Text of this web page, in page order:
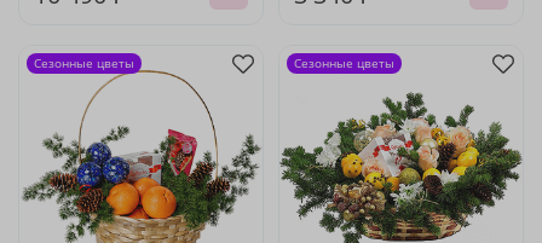
Сезонные цветы Сезонные цветы